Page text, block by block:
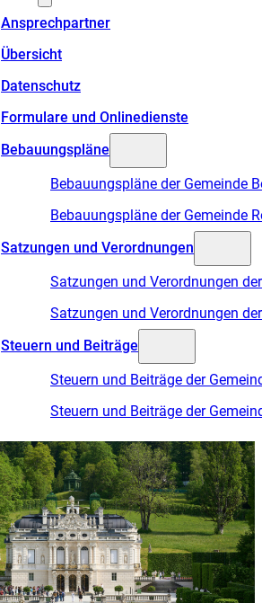
Ansprechpartner
Übersicht
Datenschutz
Formulare und Onlinedienste
Bebauungspläne
Bebauungspläne der Gemeinde
Bebauungspläne der Gemeinde
Satzungen und Verordnungen
Satzungen und Verordnungen
Satzungen und Verordnungen
Steuern und Beiträge
Steuern und Beiträge der
Steuern und Beiträge der